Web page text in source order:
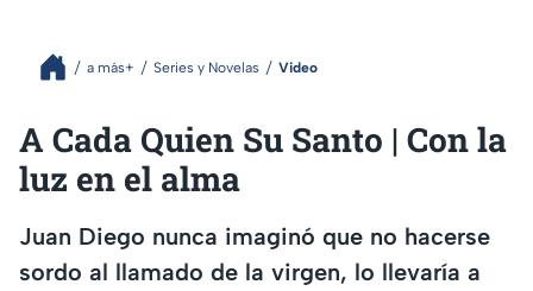
a más+ Series y Novelas Video
A Cada Quien Su Santo | Con la
luz en el alma
Juan Diego nunca imaginó que no hacerse
sordo al llamado de la virgen, lo llevaría a